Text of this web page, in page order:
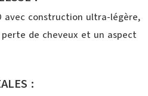
avec construction ultra-légère,
de cheveux et un aspect
: